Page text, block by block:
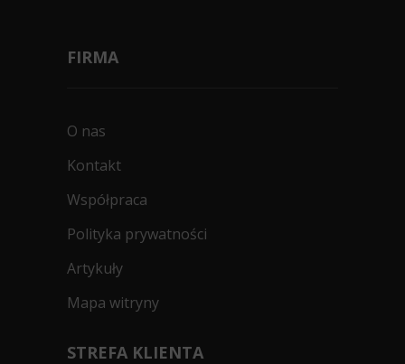
FIRMA
O nas
Kontakt
Współpraca
Polityka prywatności
Artykuły
Mapa witryny
STREFA KLIENTA